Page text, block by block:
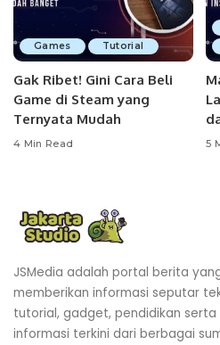
Games Tutorial
Gak Ribet! Gini Cara Beli
Game di Steam yang
Ternyata Mudah
4 Min Read 5
JSMedia adalah portal berita
memberikan informasi seputar
tutorial, gadget, pendidikan serta
informasi terkini dari berbagai